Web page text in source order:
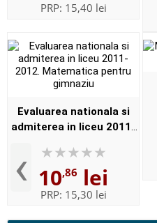
‹
PRP: 15,40 lei
Evaluarea nationala si
admiterea in liceu 2011-
gimnaziu
10,86 lei
PRP: 15,30 lei